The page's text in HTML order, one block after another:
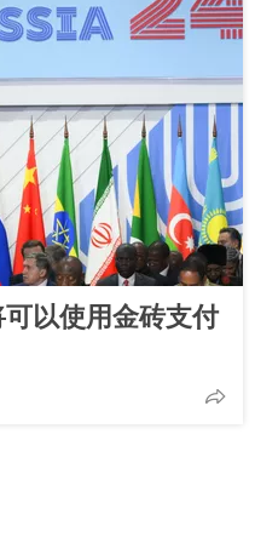
以使用金砖支付